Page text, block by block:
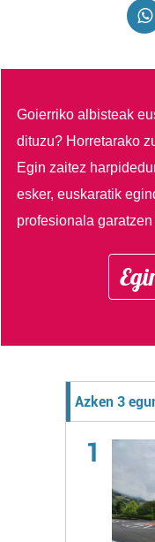
Goierriko albisteak
dituzu? Horretarako
Egin zaitez
esker, euskaratik
profesionala
Azken 3
1